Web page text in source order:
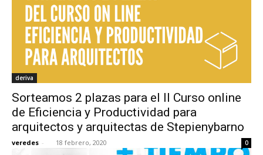
deriva
Sorteamos 2 plazas para el II Curso online
de Eficiencia y Productividad para
arquitectos y arquitectas de Stepienybarno
veredes - 18 febrero, 2020 0